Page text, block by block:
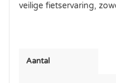
veilige fietservaring,
Aantal